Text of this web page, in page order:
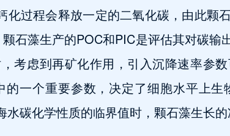
化过程会释放一定的二氧化碳，由此
石藻生产的POC和PIC是评估其对碳
，考虑到再矿化作用，引入沉降速率参
的一个重要参数，决定了细胞水平上
水碳化学性质的临界值时，颗石藻生长